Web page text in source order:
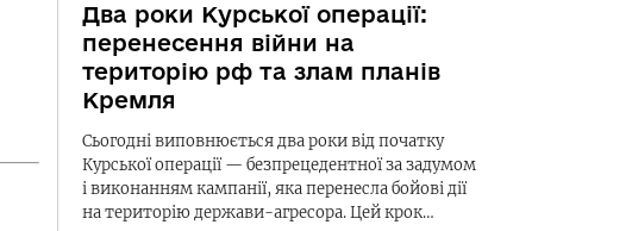
Два роки Курської операції:
перенесення війни на
територію рф та злам планів
Кремля
Сьогодні виповнюється два роки від початку
Курської операції — безпрецедентної за задумом
і виконанням кампанії, яка перенесла бойові дії
на територію держави-агресора. Цей крок…